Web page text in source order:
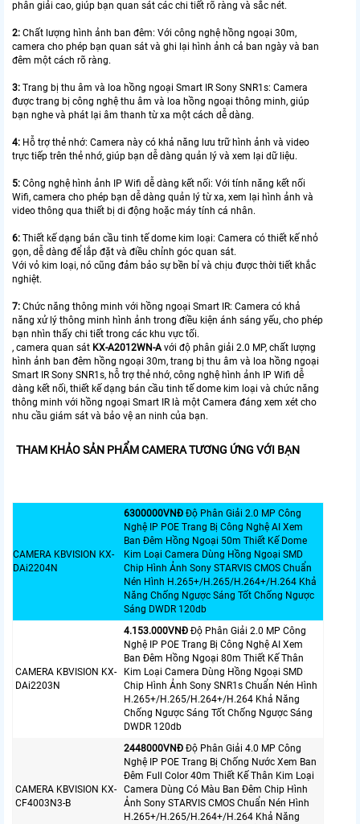
phân giải cao, giúp bạn quan sát các chi tiết rõ ràng và sắc nét.
2: Chất lượng hình ảnh ban đêm: Với công nghệ hồng ngoại 30m,
camera cho phép bạn quan sát và ghi lại hình ảnh cả ban ngày và ban
đêm một cách rõ ràng.
3: Trang bị thu âm và loa hồng ngoại Smart IR Sony SNR1s: Camera
được trang bị công nghệ thu âm và loa hồng ngoại thông minh, giúp
bạn nghe và phát lại âm thanh từ xa một cách dễ dàng.
4: Hỗ trợ thẻ nhớ: Camera này có khả năng lưu trữ hình ảnh và video
trực tiếp trên thẻ nhớ, giúp bạn dễ dàng quản lý và xem lại dữ liệu.
5: Công nghệ hình ảnh IP Wifi dễ dàng kết nối: Với tính năng kết nối
Wifi, camera cho phép bạn dễ dàng quản lý từ xa, xem lại hình ảnh và
video thông qua thiết bị di động hoặc máy tính cá nhân.
6: Thiết kế dạng bán cầu tinh tế dome kim loại: Camera có thiết kế nhỏ
gọn, dễ dàng để lắp đặt và điều chỉnh góc quan sát.
Với vỏ kim loại, nó cũng đảm bảo sự bền bỉ và chịu được thời tiết khắc
nghiệt.
7: Chức năng thông minh với hồng ngoại Smart IR: Camera có khả
năng xử lý thông minh hình ảnh trong điều kiện ánh sáng yếu, cho phép
bạn nhìn thấy chi tiết trong các khu vực tối.
, camera quan sát KX-A2012WN-Avới độ phân giải 2.0 MP, chất lượng
hình ảnh ban đêm hồng ngoại 30m, trang bị thu âm và loa hồng ngoại
Smart IR Sony SNR1s, hỗ trợ thẻ nhớ, công nghệ hình ảnh IP Wifi dễ
dàng kết nối, thiết kế dạng bán cầu tinh tế dome kim loại và chức năng
thông minh với hồng ngoại Smart IR là một Camera đáng xem xét cho
nhu cầu giám sát và bảo vệ an ninh của bạn.
THAM KHẢO SẢN PHẨM CAMERA TƯƠNG ỨNG VỚI BẠN
CAMERA KBVISION KX-
DAi2204N
6300000VNÐ Độ Phân Giải 2.0 MP Công
Nghệ IP POE Trang Bị Công Nghệ AI Xem
Ban Đêm Hồng Ngoại 50m Thiết Kế Dome
Kim Loại Camera Dùng Hồng Ngoại SMD
Chip Hình Ảnh Sony STARVIS CMOS Chuẩn
Nén Hình H.265+/H.265/H.264+/H.264 Khả
Năng Chống Ngược Sáng Tốt Chống Ngược
Sáng DWDR 120db
CAMERA KBVISION KX-
DAi2203N
4.153.000VNÐ Độ Phân Giải 2.0 MP Công
Nghệ IP POE Trang Bị Công Nghệ AI Xem
Ban Đêm Hồng Ngoại 80m Thiết Kế Thân
Kim Loại Camera Dùng Hồng Ngoại SMD
Chip Hình Ảnh Sony SNR1s Chuẩn Nén Hình
H.265+/H.265/H.264+/H.264 Khả Năng
Chống Ngược Sáng Tốt Chống Ngược Sáng
DWDR 120db
CAMERA KBVISION KX-
CF4003N3-B
2448000VNÐ Độ Phân Giải 4.0 MP Công
Nghệ IP POE Trang Bị Chống Nước Xem Ban
Đêm Full Color 40m Thiết Kế Thân Kim Loại
Camera Dùng Có Màu Ban Đêm Chip Hình
Ảnh Sony STARVIS CMOS Chuẩn Nén Hình
H.265+/H.265/H.264+/H.264 Khả Năng